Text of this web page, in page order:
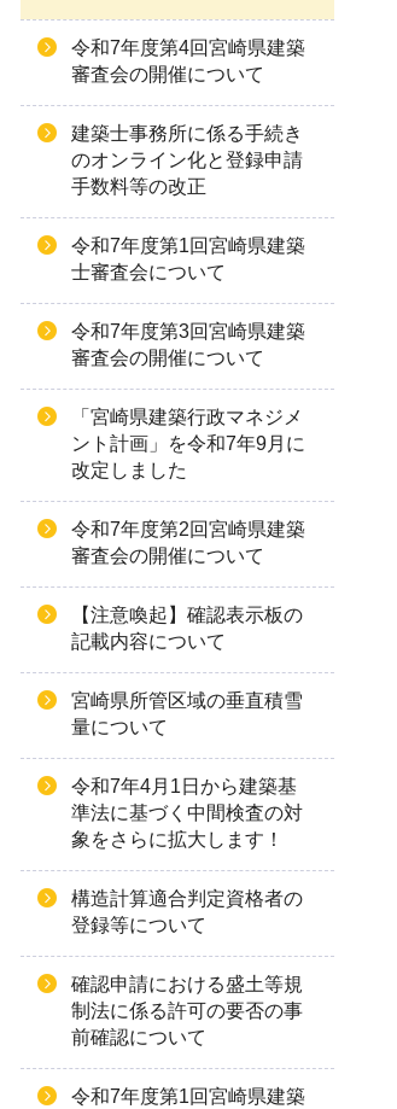
令和7年度第4回宮崎県建築
審査会の開催について
建築士事務所に係る手続き
のオンライン化と登録申請
手数料等の改正
令和7年度第1回宮崎県建築
士審査会について
令和7年度第3回宮崎県建築
審査会の開催について
「宮崎県建築行政マネジメ
ント計画」を令和7年9月に
改定しました
令和7年度第2回宮崎県建築
審査会の開催について
【注意喚起】確認表示板の
記載内容について
宮崎県所管区域の垂直積雪
量について
令和7年4月1日から建築基
準法に基づく中間検査の対
象をさらに拡大します！
構造計算適合判定資格者の
登録等について
確認申請における盛土等規
制法に係る許可の要否の事
前確認について
令和7年度第1回宮崎県建築